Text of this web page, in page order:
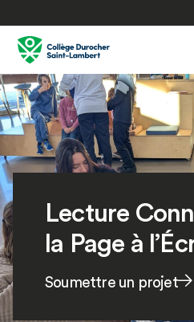
Lecture
la Page à
Soumettre un projet